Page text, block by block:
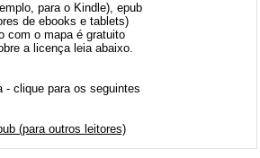
para o Kindle), epub
de ebooks e tablets)
com o mapa é gratuito
a licença leia abaixo.
- clique para os seguintes
(para outros leitores)